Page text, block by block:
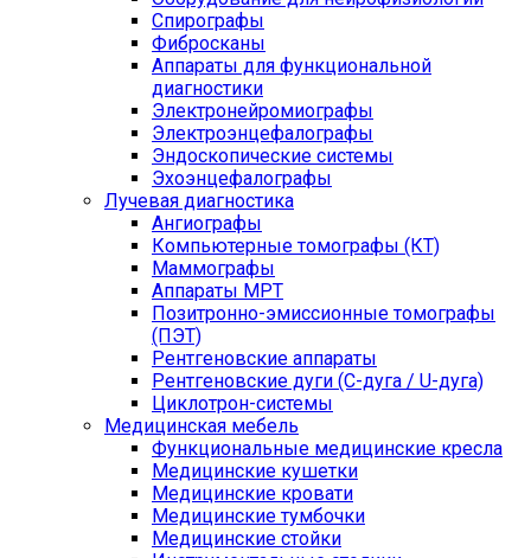
Спирографы
Фибросканы
Аппараты для функциональной
диагностики
Электронейромиографы
Электроэнцефалографы
Эндоскопические системы
Эхоэнцефалографы
Лучевая диагностика
Ангиографы
Компьютерные томографы (КТ)
Маммографы
Аппараты МРТ
Позитронно-эмиссионные томографы
(ПЭТ)
Рентгеновские аппараты
Рентгеновские дуги (С-дуга / U-дуга)
Циклотрон-системы
Медицинская мебель
Функциональные медицинские кресла
Медицинские кушетки
Медицинские кровати
Медицинские тумбочки
Медицинские стойки